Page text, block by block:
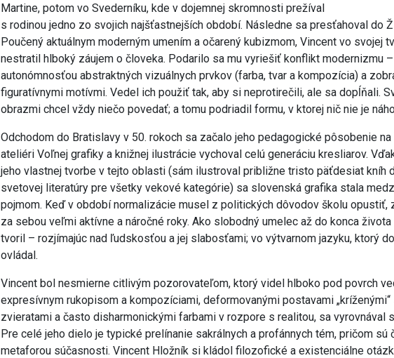
Martine, potom vo Svederníku, kde v dojemnej skromnosti prežíval
s rodinou jedno zo svojich najšťastnejších období. Následne sa presťahoval do
Poučený aktuálnym moderným umením a očarený kubizmom, Vincent vo svojej
nestratil hlboký záujem o človeka. Podarilo sa mu vyriešiť konflikt modernizmu
autonómnosťou abstraktných vizuálnych prvkov (farba, tvar a kompozícia) a
figuratívnymi motívmi. Vedel ich použiť tak, aby si neprotirečili, ale sa dopĺňali.
obrazmi chcel vždy niečo povedať; a tomu podriadil formu, v ktorej nič nie je
Odchodom do Bratislavy v 50. rokoch sa začalo jeho pedagogické pôsobenie na
ateliéri Voľnej grafiky a knižnej ilustrácie vychoval celú generáciu kresliarov.
jeho vlastnej tvorbe v tejto oblasti (sám ilustroval približne tristo päťdesiat kníh
svetovej literatúry pre všetky vekové kategórie) sa slovenská grafika stala
pojmom. Keď v období normalizácie musel z politických dôvodov školu opustiť,
za sebou veľmi aktívne a náročné roky. Ako slobodný umelec až do konca života
tvoril – rozjímajúc nad ľudskosťou a jej slabosťami; vo výtvarnom jazyku, ktorý
ovládal.
Vincent bol nesmierne citlivým pozorovateľom, ktorý videl hlboko pod povrch
expresívnym rukopisom a kompozíciami, deformovanými postavami „kríženými“
zvieratami a často disharmonickými farbami v rozpore s realitou, sa vyrovnával
Pre celé jeho dielo je typické prelínanie sakrálnych a profánnych tém, pričom sú
metaforou súčasnosti. Vincent Hložník si kládol filozofické a existenciálne